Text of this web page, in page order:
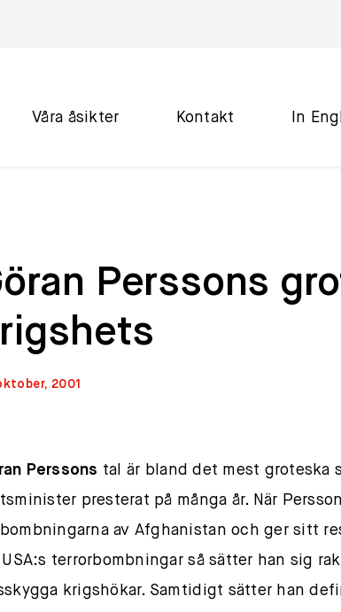
Våra åsikter Kontakt In
Perssons
2001
Perssons tal är bland det mest groteska
presterat på många år. När
av Afghanistan och ger sitt
terrorbombningar så sätter han sig
krigshökar. Samtidigt sätter han